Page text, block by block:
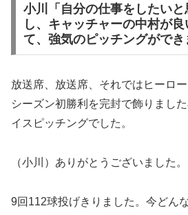
小川「自分の仕事をしたい
し、キャッチャーの中村が
て、強気のピッチングができ
放送席、放送席、それではヒーロ
シーズン初勝利を完封で飾りまし
イスピッチングでした。
（小川）ありがとうございました。
9回112球投げきりました。今どん